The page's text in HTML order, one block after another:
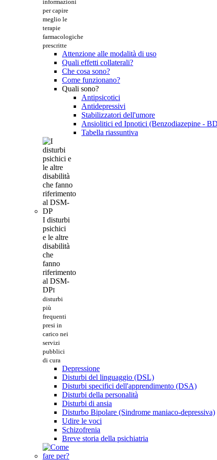
informazioni
per capire
meglio le
terapie
farmacologiche
prescritte
Attenzione alle modalità di uso
Quali effetti collaterali?
Che cosa sono?
Come funzionano?
Quali sono?
Antipsicotici
Antidepressivi
Stabilizzatori dell'umore
Ansiolitici ed Ipnotici (Benzodiazepine -
Tabella riassuntiva
I disturbi
psichici
e le altre
disabilità
che
fanno
riferimento
al DSM-
DPI
disturbi
più
frequenti
presi in
carico nei
servizi
pubblici
di cura
Depressione
Disturbi del linguaggio (DSL)
Disturbi specifici dell'apprendimento (DSA)
Disturbi della personalità
Disturbi di ansia
Disturbo Bipolare (Sindrome maniaco-depressiva)
Udire le voci
Schizofrenia
Breve storia della psichiatria